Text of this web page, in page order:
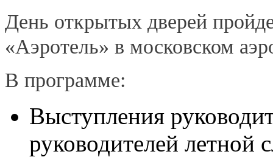
День открытых дверей
«Аэротель» в московском
В программе:
Выступления
руководителей летной